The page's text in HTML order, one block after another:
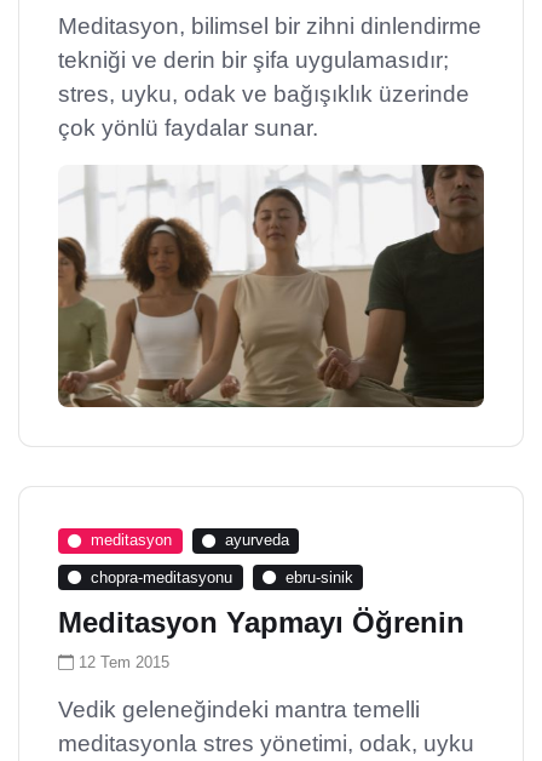
Meditasyon, bilimsel bir zihni dinlendirme
tekniği ve derin bir şifa uygulamasıdır;
stres, uyku, odak ve bağışıklık üzerinde
çok yönlü faydalar sunar.
meditasyon ayurveda
chopra-meditasyonu ebru-sinik
Meditasyon Yapmayı Öğrenin
12 Tem 2015
Vedik geleneğindeki mantra temelli
meditasyonla stres yönetimi, odak, uyku